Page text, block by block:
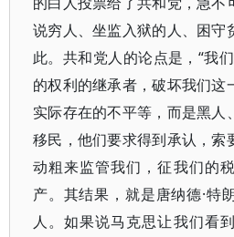
说穷人、坐监入狱的人、困守
此。共和党人的论点是，“我
的权利的继承者，破坏我们这
实际存在的不平等，而是黑人
移民，他们要求得到承认，索
动粗来监管我们，征我们的
产。其结果，就是唐纳德·特
人。如果说马克思让我们看